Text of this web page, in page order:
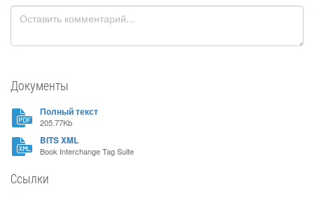
Документы
Полный текст
205.77Kb
BITS XML
Book Interchange Tag Suite
Ссылки